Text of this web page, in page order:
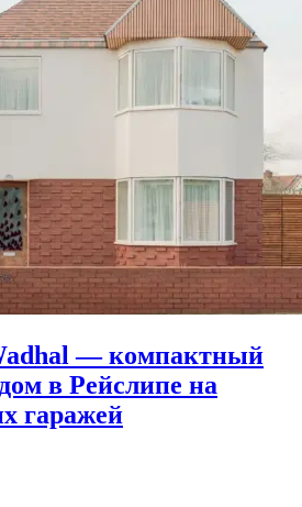
— компактный
в Рейслипе на
гаражей